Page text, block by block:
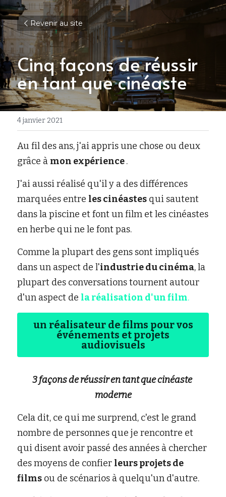
Revenir au site
Cinq façons de réussir
en tant que cinéaste
4 janvier 2021
Au fil des ans, j'ai appris une chose ou deux
grâce à mon expérience .
J'ai aussi réalisé qu'il y a des différences
marquées entre les cinéastes qui sautent
dans la piscine et font un film et les cinéastes
en herbe qui ne le font pas.
Comme la plupart des gens sont impliqués
dans un aspect de l'industrie du cinéma, la
plupart des conversations tournent autour
d'un aspect de la réalisation d'un film.
un réalisateur de films pour vos
événements et projets
audiovisuels
3 façons de réussir en tant que cinéaste
moderne
Cela dit, ce qui me surprend, c'est le grand
nombre de personnes que je rencontre et
qui disent avoir passé des années à chercher
des moyens de confier leurs projets de
films ou de scénarios à quelqu'un d'autre.